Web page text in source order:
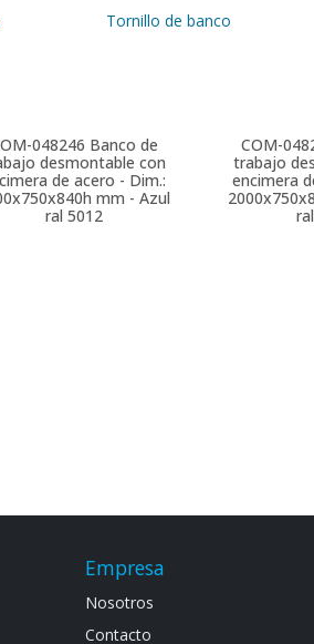
Tornillo de banco
COM-
trabajo
encimera
Empresa
Noso​tros
Contacto